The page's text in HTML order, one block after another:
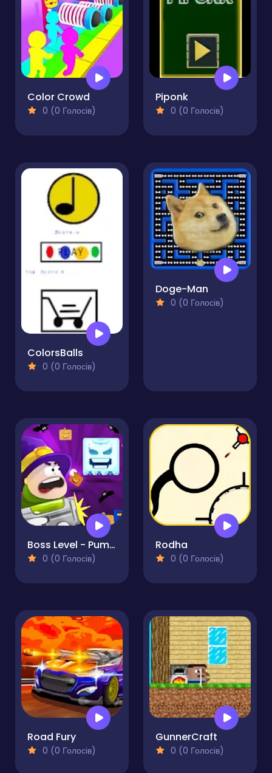
Color Crowd
0 (0 Голосів)
Piponk
0 (0 Голосів)
ColorsBalls
0 (0 Голосів)
Doge-Man
0 (0 Голосів)
Boss Level - Pumpkin Madness
0 (0 Голосів)
Rodha
0 (0 Голосів)
Road Fury
0 (0 Голосів)
GunnerCraft
0 (0 Голосів)